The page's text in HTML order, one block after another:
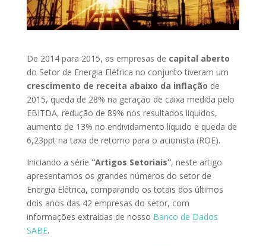
De 2014 para 2015, as empresas de capital aberto
do Setor de Energia Elétrica no conjunto tiveram um
crescimento de receita abaixo da inflação de
2015, queda de 28% na geração de caixa medida pelo
EBITDA, redução de 89% nos resultados líquidos,
aumento de 13% no endividamento líquido e queda de
6,23ppt na taxa de retorno para o acionista (ROE).
Iniciando a série “Artigos Setoriais”, neste artigo
apresentamos os grandes números do setor de
Energia Elétrica, comparando os totais dos últimos
dois anos das 42 empresas do setor, com
informações extraídas de nosso Banco de Dados
SABE.